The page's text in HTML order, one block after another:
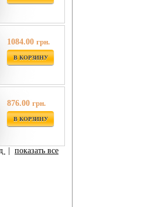
1084.00 грн.
В КОРЗИНУ
876.00 грн.
В КОРЗИНУ
показать все